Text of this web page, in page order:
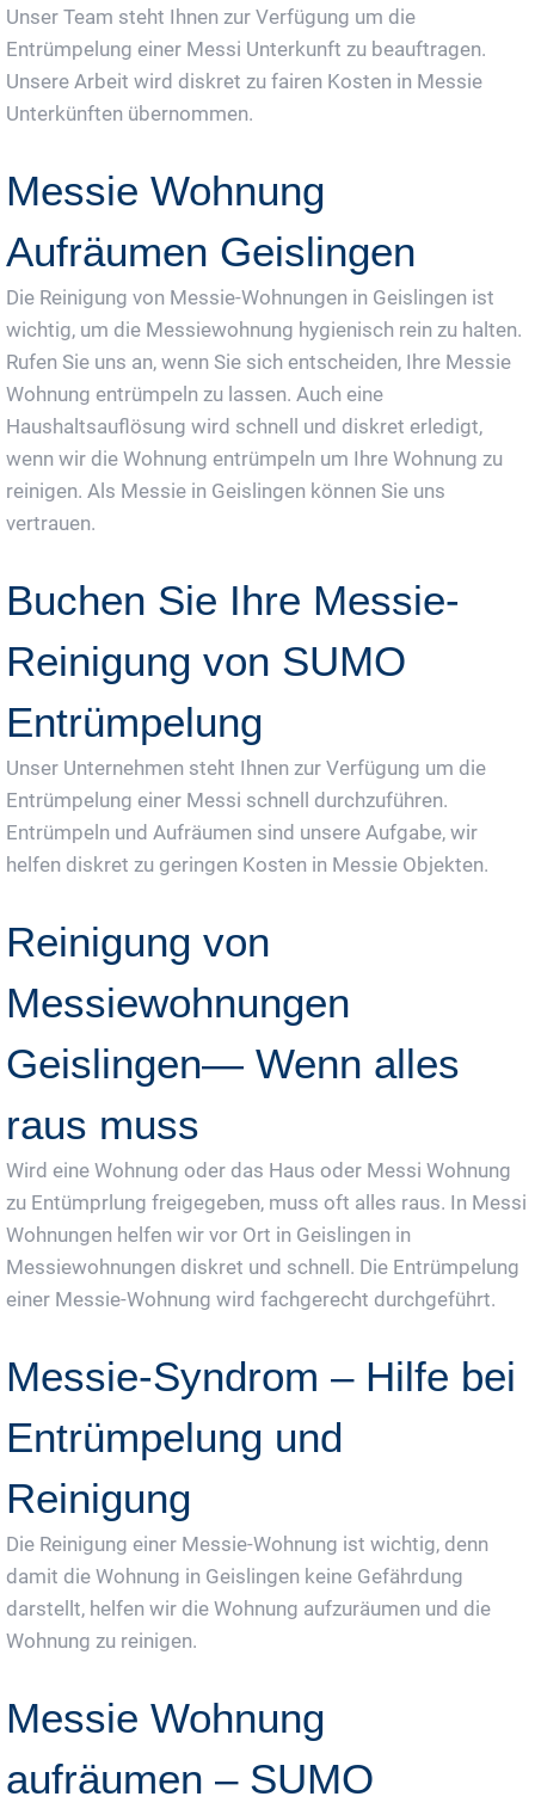
Unser Team steht Ihnen zur Verfügung um die
Entrümpelung einer Messi Unterkunft zu beauftragen.
Unsere Arbeit wird diskret zu fairen Kosten in Messie
Unterkünften übernommen.
Messie Wohnung
Aufräumen Geislingen
Die Reinigung von Messie-Wohnungen in Geislingen ist
wichtig, um die Messiewohnung hygienisch rein zu halten.
Rufen Sie uns an, wenn Sie sich entscheiden, Ihre Messie
Wohnung entrümpeln zu lassen. Auch eine
Haushaltsauflösung wird schnell und diskret erledigt,
wenn wir die Wohnung entrümpeln um Ihre Wohnung zu
reinigen. Als Messie in Geislingen können Sie uns
vertrauen.
Buchen Sie Ihre Messie-
Reinigung von SUMO
Entrümpelung
Unser Unternehmen steht Ihnen zur Verfügung um die
Entrümpelung einer Messi schnell durchzuführen.
Entrümpeln und Aufräumen sind unsere Aufgabe, wir
helfen diskret zu geringen Kosten in Messie Objekten.
Reinigung von
Messiewohnungen
Geislingen— Wenn alles
raus muss
Wird eine Wohnung oder das Haus oder Messi Wohnung
zu Entümprlung freigegeben, muss oft alles raus. In Messi
Wohnungen helfen wir vor Ort in Geislingen in
Messiewohnungen diskret und schnell. Die Entrümpelung
einer Messie-Wohnung wird fachgerecht durchgeführt.
Messie-Syndrom – Hilfe bei
Entrümpelung und
Reinigung
Die Reinigung einer Messie-Wohnung ist wichtig, denn
damit die Wohnung in Geislingen keine Gefährdung
darstellt, helfen wir die Wohnung aufzuräumen und die
Wohnung zu reinigen.
Messie Wohnung
aufräumen – SUMO